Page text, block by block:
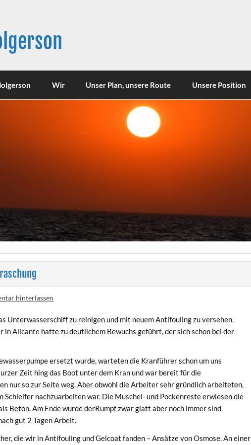
Wir Unser Plan, unsere Route Unsere Position
hinterlassen
Unterwasserschiff zu reinigen und mit neuem Antifouling zu versehen.
in Alicante hatte zu deutlichem Bewuchs geführt, der sich schon bei der
ersetzt wurde, warteten die Kranführer schon um uns
Zeit hing das Boot unter dem Kran und war bereit für die
nur so zur Seite weg. Aber obwohl die Arbeiter sehr gründlich arbeiteten,
Schleifer nachzuarbeiten war. Die Muschel- und Pockenreste erwiesen die
Beton. Am Ende wurde derRumpf zwar glatt aber noch immer sind
gut 2 Tagen Arbeit.
die wir in Antifouling und Gelcoat fanden – Ansätze von Osmose. An einer